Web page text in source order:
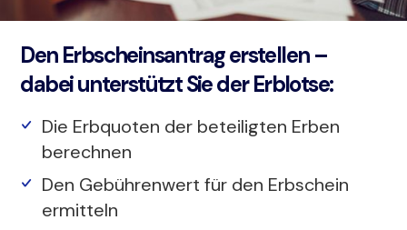
Den Erbscheinsantrag erstellen –
dabei unterstützt Sie der Erblotse:
Die Erbquoten der beteiligten Erben
berechnen
Den Gebührenwert für den Erbschein
ermitteln